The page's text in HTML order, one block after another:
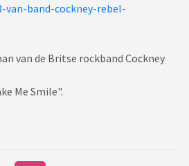
van-band-cockney-rebel-
van de Britse rockband Cockney
Me Smile".